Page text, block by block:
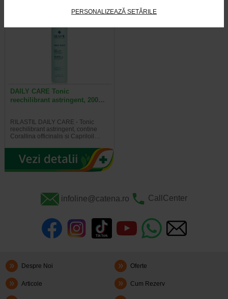
PERSONALIZEAZĂ SETĂRILE
LINIA ROZ – TEN SENSIBIL
Rilastil Daily Care Apă micelară calmantă 250 ml
Plătești 2, primești 3
DAILY CARE Tonic
reechilibrant astringent, 200…
RILASTIL DAILY CARE - Tonic
reechilibrant astringent, contine
Corallina officinalis si Capriloil…
infoline@catena.ro CallCenter
Despre Noi Oferte
Articole Cum Rezerv